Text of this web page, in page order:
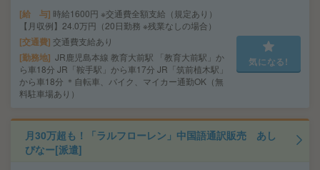
給 与 時給1600円 ※交通費全額支給（規定あり）
【月収例】24.0万円（20日勤務 ※残業なしの場合）
交通費 交通費支給あり
勤務地 JR鹿児島本線 教育大前駅 「教育大前駅」か
ら車18分 JR「鞍手駅」から車17分 JR「筑前植木駅」
から車18分 ＊自転車、バイク、マイカー通勤OK（無
料駐車場あり）
気になる!
月30万超も！「ラルフローレン」中国語通訳販売 あし
びなー[派遣]